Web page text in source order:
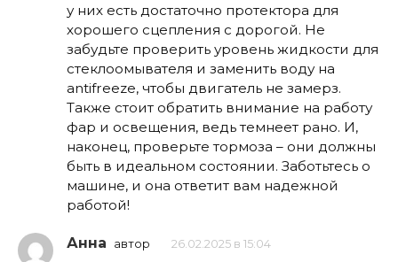
у них есть достаточно протектора для
хорошего сцепления с дорогой. Не
забудьте проверить уровень жидкости для
стеклоомывателя и заменить воду на
antifreeze, чтобы двигатель не замерз.
Также стоит обратить внимание на работу
фар и освещения, ведь темнеет рано. И,
наконец, проверьте тормоза – они должны
быть в идеальном состоянии. Заботьтесь о
машине, и она ответит вам надежной
работой!
Анна автор 26.02.2025 в 15:04